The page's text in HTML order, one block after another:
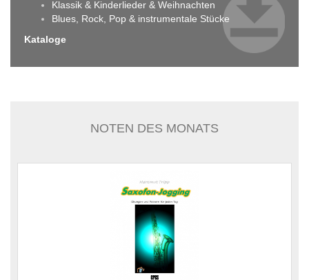
Klassik & Kinderlieder & Weihnachten
Blues, Rock, Pop & instrumentale Stücke
Kataloge
NOTEN DES MONATS